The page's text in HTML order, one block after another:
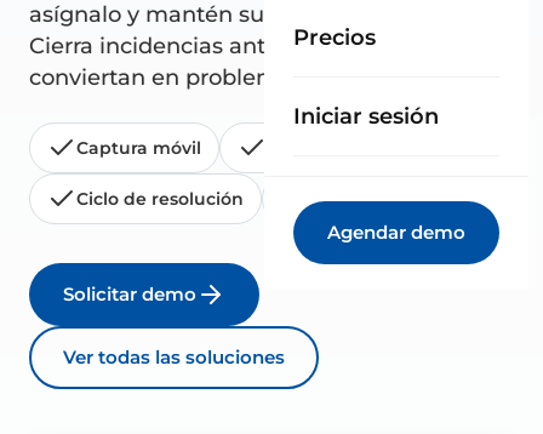
Precios
Iniciar sesión
Agendar demo
asígnalo y mantén su historial completo.
Cierra incidencias antes de que se
conviertan en problemas.
Captura móvil
Ciclo de resolución Informes
Solicitar demo
Ver todas las soluciones